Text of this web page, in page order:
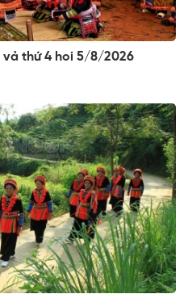
vả thứ 4 hoi 5/8/2026